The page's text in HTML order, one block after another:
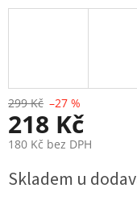
299 Kč –27 %
218 Kč
180 Kč bez DPH
cena:
Skladem u